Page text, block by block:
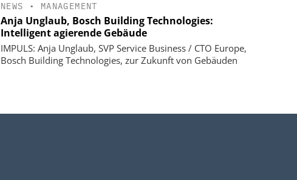
NEWS • MANAGEMENT
Anja Unglaub, Bosch Building Technologies:
Intelligent agierende Gebäude
IMPULS: Anja Unglaub, SVP Service Business / CTO Europe,
Bosch Building Technologies, zur Zukunft von Gebäuden